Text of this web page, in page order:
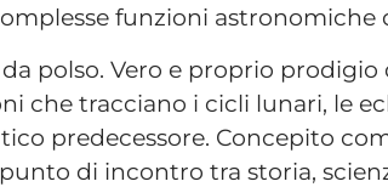
funzioni astronomiche
polso. Vero e proprio
che tracciano i cicli lunari, le
predecessore. Concepito
di incontro tra storia,